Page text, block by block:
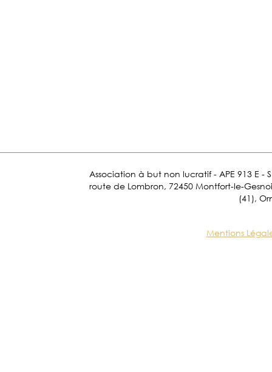
Association à but non lucratif - APE 913 E -
route de Lombron, 72450 Montfort-le-
(41),
Mentions